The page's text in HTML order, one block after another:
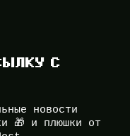
С
новости
🎁 и плюшки от